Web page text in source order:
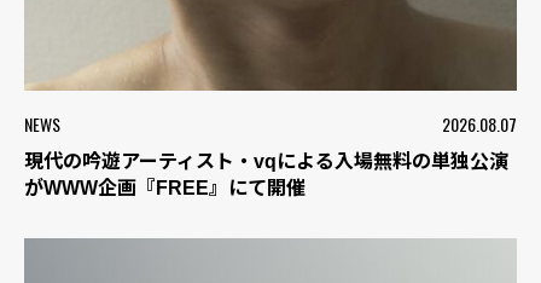
NEWS 2026.08.07
現代の吟遊アーティスト・vqによる入場無料の単独公演
がWWW企画『FREE』にて開催